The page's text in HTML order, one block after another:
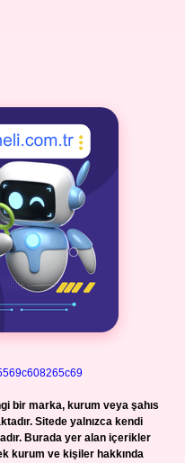
bir marka, kurum veya şahıs
Sitede yalnızca kendi
Burada yer alan içerikler
kurum ve kişiler hakkında